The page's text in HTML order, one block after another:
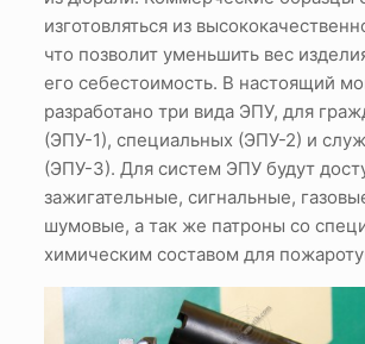
изготовляться из
что позволит уменьшить вес
его себестоимость. В настоящий
разработано три вида ЭПУ, для
(ЭПУ-1), специальных (ЭПУ-2) и
(ЭПУ-3). Для систем ЭПУ будут
зажигательные, сигнальные,
шумовые, а так же патроны со
химическим составом для